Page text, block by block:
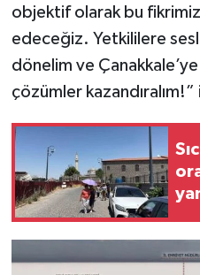
objektif olarak bu
edeceğiz. Yetkililere
dönelim ve
çözümler